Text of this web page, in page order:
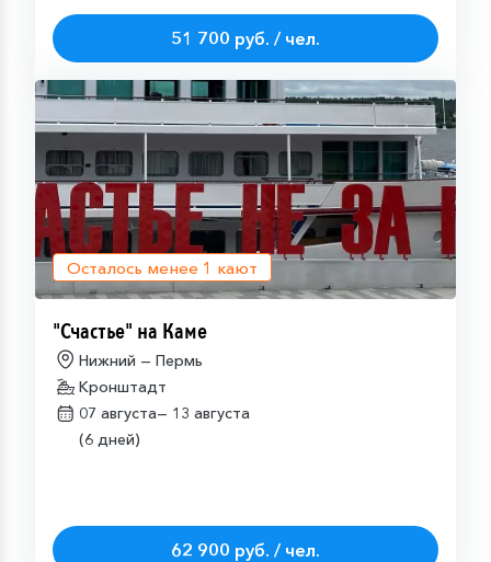
51 700 руб. / чел.
Осталось менее 1 кают
"Счастье" на Каме
Нижний — Пермь
Кронштадт
07 августа— 13 августа
(6 дней)
62 900 руб. / чел.